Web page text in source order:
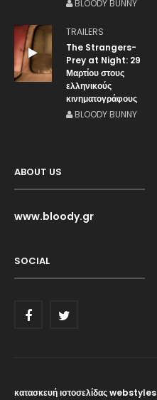
BLOODY BUNNY
TRAILERS
The Strangers-
Prey at Night: 29
Μαρτίου στους
ελληνικούς
κινηματογράφους
BLOODY BUNNY
ABOUT US
www.bloody.gr
SOCIAL
κατασκευή ιστοσελίδας webstyles